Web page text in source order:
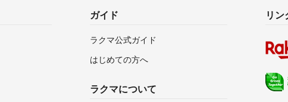
ガイド
ラクマ公式ガイド
はじめての方へ
ラクマについて
リン